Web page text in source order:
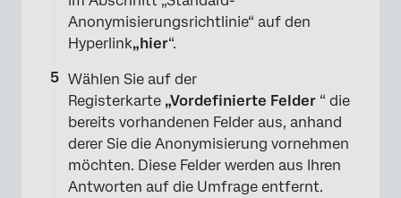
Anonymisierungsrichtlinie“ auf den
Hyperlink„hier“.
Wählen Sie auf der
Registerkarte „Vordefinierte Felder “ die
bereits vorhandenen Felder aus, anhand
derer Sie die Anonymisierung vornehmen
möchten. Diese Felder werden aus Ihren
Antworten auf die Umfrage entfernt.